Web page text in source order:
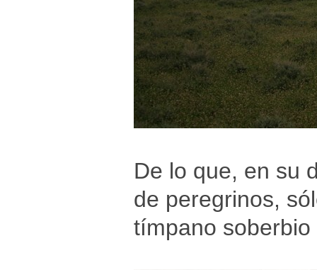
De lo que, en su
de peregrinos,
tímpano